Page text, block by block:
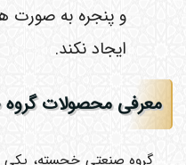
و پنجره به صورت
ایجاد نکند.
معرفی محصولات
گروه صنعتی خجسته، یکی